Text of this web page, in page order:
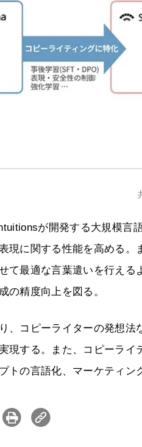
が開発する大規模言
現に関する性能を高める
て最適な言葉遣いを行え
の精度向上を図る。
、コピーライターの発想
現する。また、コピーライ
トの言語化、マーケティン